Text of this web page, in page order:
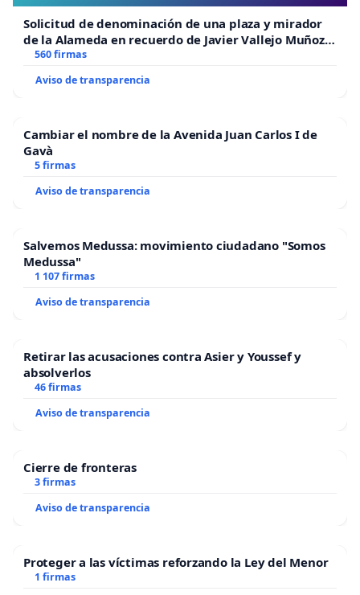
Solicitud de denominación de una plaza y mirador
de la Alameda en recuerdo de Javier Vallejo Muñoz
“Mazinger”
560 firmas
Aviso de transparencia
Cambiar el nombre de la Avenida Juan Carlos I de
Gavà
5 firmas
Aviso de transparencia
Salvemos Medussa: movimiento ciudadano "Somos
Medussa"
1 107 firmas
Aviso de transparencia
Retirar las acusaciones contra Asier y Youssef y
absolverlos
46 firmas
Aviso de transparencia
Cierre de fronteras
3 firmas
Aviso de transparencia
Proteger a las víctimas reforzando la Ley del Menor
1 firmas